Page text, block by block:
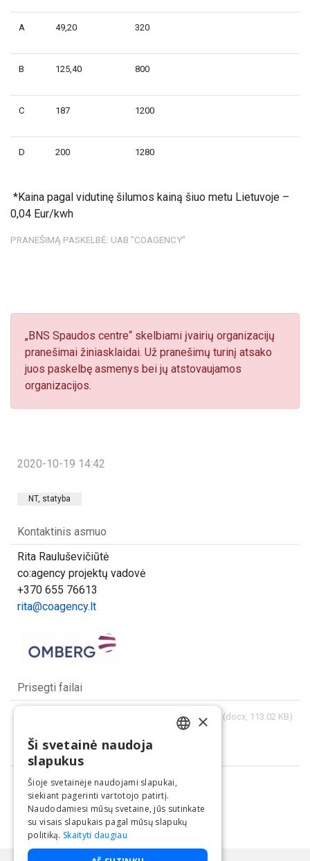
A 49,20 320
B 125,40 800
C 187 1200
D 200 1280
*Kaina pagal vidutinę šilumos kainą šiuo metu Lietuvoje –
0,04 Eur/kwh
PRANEŠIMĄ PASKELBĖ: UAB "COAGENCY"
„BNS Spaudos centre“ skelbiami įvairių organizacijų
pranešimai žiniasklaidai. Už pranešimų turinį atsako
juos paskelbę asmenys bei jų atstovaujamos
organizacijos.
2020-10-19 14:42
NT, statyba
Kontaktinis asmuo
Rita Rauluševičiūtė
co:agency projektų vadovė
+370 655 76613
rita@coagency.lt
Prisegti failai
(docx, 113.02 KB)
Dalintis
Paslaugą teikia UAB "BNS".
×
Ši svetainė naudoja
slapukus
Šioje svetainėje naudojami slapukai,
siekiant pagerinti vartotojo patirtį.
Naudodamiesi mūsų svetaine, jūs sutinkate
su visais slapukais pagal mūsų slapukų
politiką. Skaityti daugiau